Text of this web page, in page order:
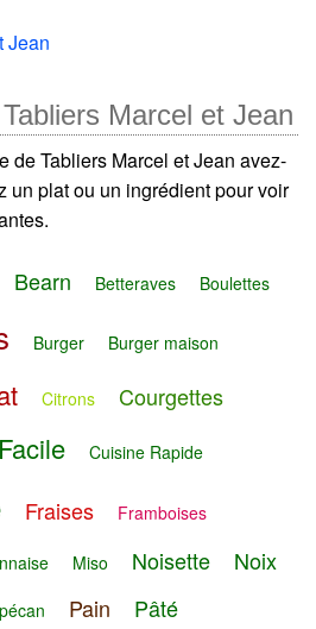
Jean
Marcel et Jean
de Tabliers Marcel et Jean avez-
un plat ou un ingrédient pour voir
Bearn Betteraves Boulettes
Burger Burger maison
Citrons
Courgettes
Cuisine Rapide
Fraises Framboises
Miso Noisette Noix
Pain Pâté